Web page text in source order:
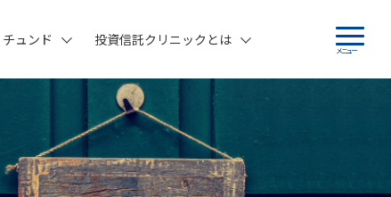
メニュー
ュンド 投資信託クリニックとは